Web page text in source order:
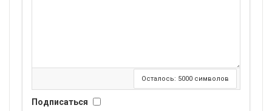
Осталось: 5000 символов
Подписаться